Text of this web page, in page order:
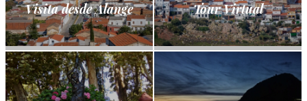
Visita desde Alange Tour Virtual